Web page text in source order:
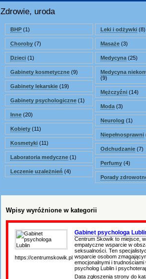
Zdrowie, uroda
BHP (1)
Choroby (7)
Dzieci (1)
Gabinety kosmetyczne (9)
Gabinety lekarskie (19)
Gabinety psychologiczne (1)
Inne (20)
Kobiety (11)
Kosmetyki (11)
Laboratoria medyczne (1)
Leczenie uzależnień (4)
Leki i odżywki (8)
Masaże (3)
Medycyna (25)
Medycyna
(9)
Mężczyźni (14)
Moda (3)
Neurolog (1)
Niepełnosprawni
Odchudzanie (7)
Perfumy (4)
Porady
Wpisy wyróżnione w kategorii
https://centrumskowik.pl
Gabinet psychologa
Centrum Skowik to miejsce,
empatyczne wsparcie w
seksualności. Ten
wsparcie osobom
emocjonalnymi i
psycholog Lublin i
Data zgłoszenia strony do